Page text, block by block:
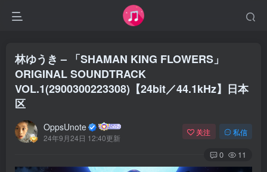
林ゆうき – 「SHAMAN KING FLOWERS」
ORIGINAL SOUNDTRACK
VOL.1(2900300223308)【24bit／44.1kHz】日本
区
OppsUnote
24年9月24日 12:40更新
关注 私信
0 11